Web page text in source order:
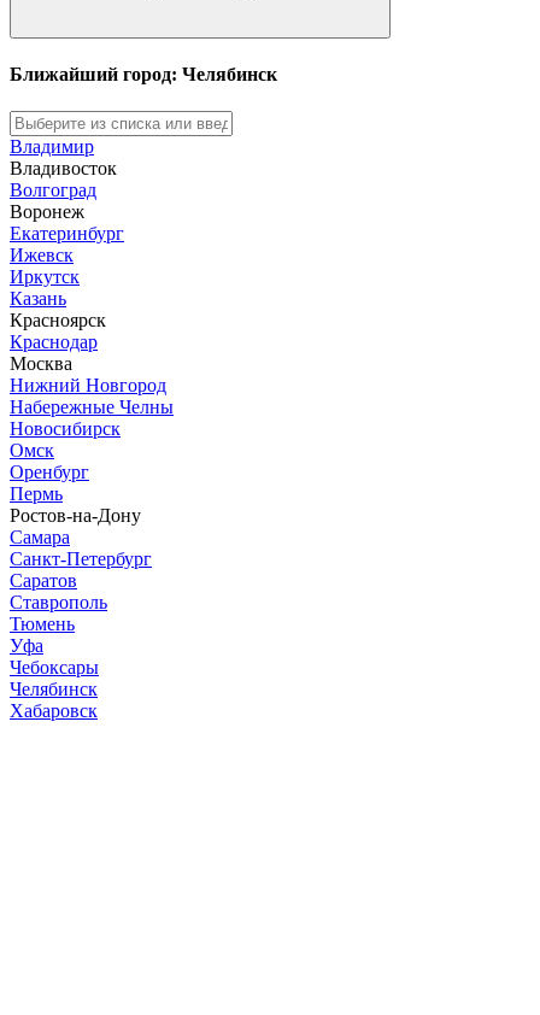
Ближайший город: Челябинск
Владимир
Владивосток
Волгоград
Воронеж
Екатеринбург
Ижевск
Иркутск
Казань
Красноярск
Краснодар
Москва
Нижний Новгород
Набережные Челны
Новосибирск
Омск
Оренбург
Пермь
Ростов-на-Дону
Самара
Санкт-Петербург
Саратов
Ставрополь
Тюмень
Уфа
Чебоксары
Челябинск
Хабаровск